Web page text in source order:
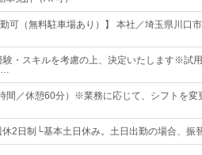
勤可（無料駐車場あり）】 本社／埼玉県川口
・スキルを考慮の上、決定いたします※試
間／休憩60分）※業務に応じて、シフトを変
2日制└基本土日休み。土日出勤の場合、振